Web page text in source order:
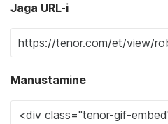
Jaga URL-i
Manustamine